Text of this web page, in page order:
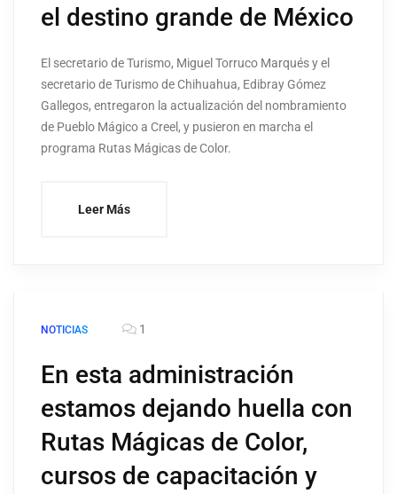
el destino grande de México
El secretario de Turismo, Miguel Torruco Marqués y el
secretario de Turismo de Chihuahua, Edibray Gómez
Gallegos, entregaron la actualización del nombramiento
de Pueblo Mágico a Creel, y pusieron en marcha el
programa Rutas Mágicas de Color.
Leer Más
NOTICIAS 1
En esta administración
estamos dejando huella con
Rutas Mágicas de Color,
cursos de capacitación y